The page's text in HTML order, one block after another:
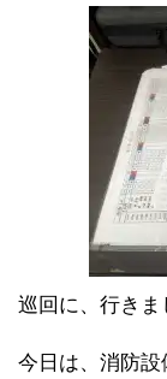
巡回に、行きま
今日は、消防